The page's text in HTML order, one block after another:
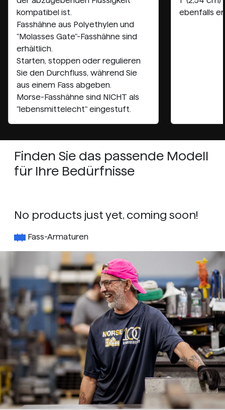
kompatibel ist.
Fasshähne aus Polyethylen und
"Molasses Gate"-Fasshähne sind
erhältlich.
Starten, stoppen oder regulieren
Sie den Durchfluss, während Sie
aus einem Fass abgeben.
Morse-Fasshähne sind NICHT als
"lebensmittelecht" eingestuft.
ebenfalls
Finden Sie das passende Modell
für Ihre Bedürfnisse
No products just yet, coming soon!
Fass-Armaturen